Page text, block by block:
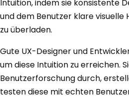
Intuition, indem sie konsistente
und dem Benutzer klare visuelle
zu überladen.
Gute UX-Designer und
um diese Intuition zu erreichen.
Benutzerforschung durch,
testen diese mit echten